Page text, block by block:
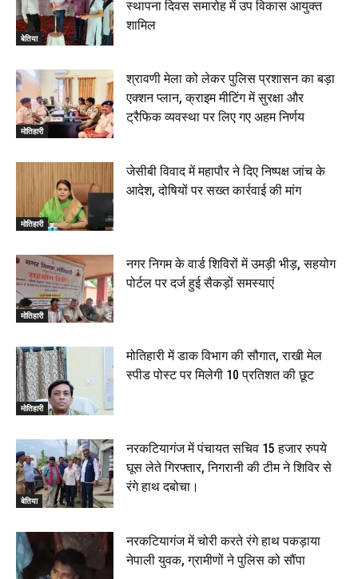
बेतिया
स्थापना दिवस समारोह में उप विकास आयुक्त
शामिल
मोतिहारी
श्रावणी मेला को लेकर पुलिस प्रशासन का बड़ा
एक्शन प्लान, क्राइम मीटिंग में सुरक्षा और
ट्रैफिक व्यवस्था पर लिए गए अहम निर्णय
मोतिहारी
जेसीबी विवाद में महापौर ने दिए निष्पक्ष जांच के
आदेश, दोषियों पर सख्त कार्रवाई की मांग
मोतिहारी
नगर निगम के वार्ड शिविरों में उमड़ी भीड़, सहयोग
पोर्टल पर दर्ज हुई सैकड़ों समस्याएं
मोतिहारी
मोतिहारी में डाक विभाग की सौगात, राखी मेल
स्पीड पोस्ट पर मिलेगी 10 प्रतिशत की छूट
बेतिया
नरकटियागंज में पंचायत सचिव 15 हजार रुपये
घूस लेते गिरफ्तार, निगरानी की टीम ने शिविर से
रंगे हाथ दबोचा।
नरकटियागंज में चोरी करते रंगे हाथ पकड़ाया
नेपाली युवक, ग्रामीणों ने पुलिस को सौंपा